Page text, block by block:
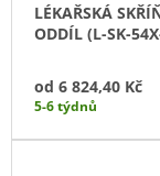
LÉKAŘSKÁ
ODDÍL (L-SK-
od 6 824,40 Kč
5-6 týdnů